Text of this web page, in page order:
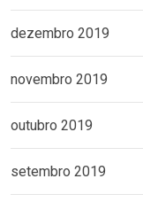
dezembro 2019
novembro 2019
outubro 2019
setembro 2019